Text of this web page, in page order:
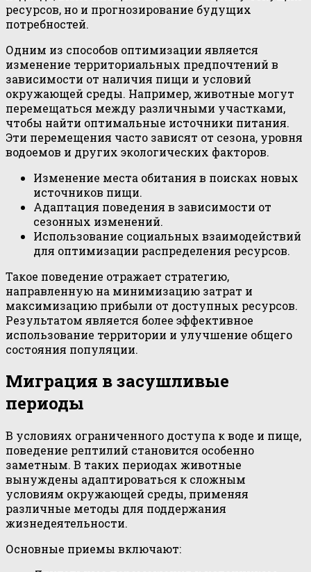
ресурсов, но и прогнозирование будущих
потребностей.
Одним из способов оптимизации является
изменение территориальных предпочтений в
зависимости от наличия пищи и условий
окружающей среды. Например, животные могут
перемещаться между различными участками,
чтобы найти оптимальные источники питания.
Эти перемещения часто зависят от сезона, уровня
водоемов и других экологических факторов.
Изменение места обитания в поисках новых
источников пищи.
Адаптация поведения в зависимости от
сезонных изменений.
Использование социальных взаимодействий
для оптимизации распределения ресурсов.
Такое поведение отражает стратегию,
направленную на минимизацию затрат и
максимизацию прибыли от доступных ресурсов.
Результатом является более эффективное
использование территории и улучшение общего
состояния популяции.
Миграция в засушливые
периоды
В условиях ограниченного доступа к воде и пище,
поведение рептилий становится особенно
заметным. В таких периодах животные
вынуждены адаптироваться к сложным
условиям окружающей среды, применяя
различные методы для поддержания
жизнедеятельности.
Основные приемы включают: